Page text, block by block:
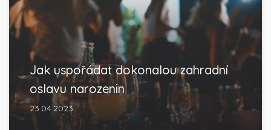
Jak uspořádat dokonalou zahradní
oslavu narozenin
23.04.2023